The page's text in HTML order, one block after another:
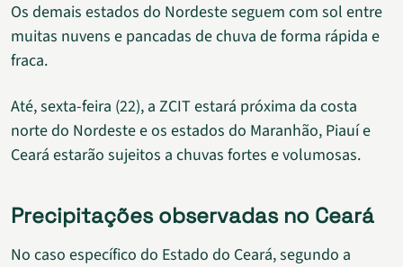
Os demais estados do Nordeste seguem com sol entre
muitas nuvens e pancadas de chuva de forma rápida e
fraca.
Até, sexta-feira (22), a ZCIT estará próxima da costa
norte do Nordeste e os estados do Maranhão, Piauí e
Ceará estarão sujeitos a chuvas fortes e volumosas.
Precipitações observadas no Ceará
No caso específico do Estado do Ceará, segundo a